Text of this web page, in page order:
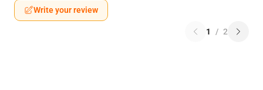
Write your review
1 / 2